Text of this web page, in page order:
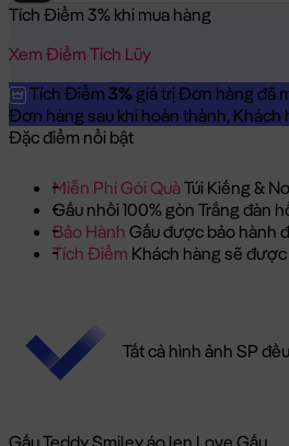
Tích Điểm 3% khi mua hàng
Xem Điểm Tích Lũy
Tích Điểm 3% giá trị Đơn hàng đã
Đơn hàng sau khi hoàn thành, Khách
Đặc điểm nổi bật
Miễn Phí Gói QuàTúi Kiếng &
Gấu nhồi 100% gòn Trắng đàn
Bảo Hành Gấu được bảo hành
Tích Điểm Khách hàng sẽ
Tất cả hình ảnh SP